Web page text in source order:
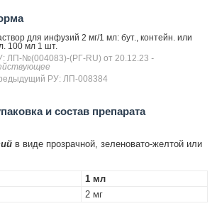
для инфузий 2 мг/1 мл: бут., контейн. или
100 мл 1 шт.
ЛП-№(004083)-(РГ-RU) от 20.12.23 -
РУ: ЛП-008384
и состав препарата
в виде прозрачной, зеленовато-желтой или
1 мл
2 мг